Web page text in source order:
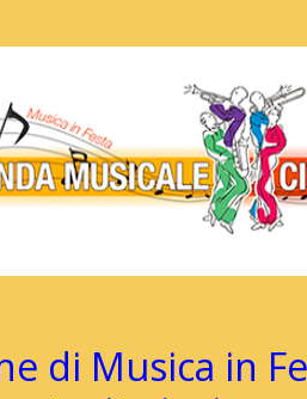
di Musica in